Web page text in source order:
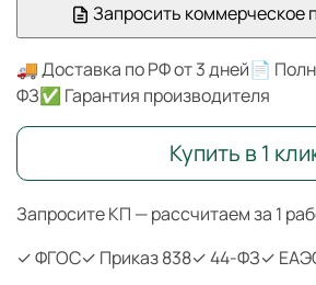
Запросите КП — рассчитаем за 1
✓ ФГОС✓ Приказ 838✓ 44-ФЗ✓
Запросить коммерческое
🚚 Доставка по РФ от 3 дней📄
ФЗ✅ Гарантия производителя
Купить в 1